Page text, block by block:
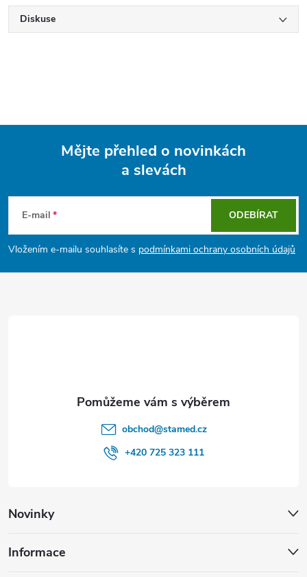
Diskuse
p
a
Mějte přehled o novinkách
a slevách
E-mail
Vložením e-mailu souhlasíte s podmínkami ochrany osobních údajů
ODEBÍRAT
Novinky
Informace
obchod@stamed.cz
+420 725 323 111